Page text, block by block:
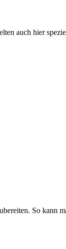
auch hier
So kann